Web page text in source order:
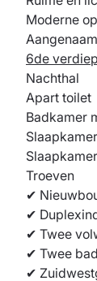
Moderne
6de
Nachthal
Apart toilet
Badkamer
Troeven
✔
✔
✔ Twee
✔ Twee
✔